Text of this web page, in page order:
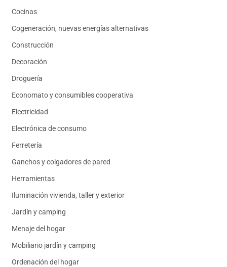
Cocinas
Cogeneración, nuevas energías alternativas
Construcción
Decoración
Droguería
Economato y consumibles cooperativa
Electricidad
Electrónica de consumo
Ferretería
Ganchos y colgadores de pared
Herramientas
Iluminación vivienda, taller y exterior
Jardín y camping
Menaje del hogar
Mobiliario jardín y camping
Ordenación del hogar